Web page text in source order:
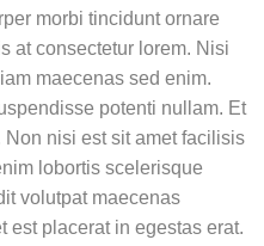
morbi tincidunt ornare
at consectetur lorem. Nisi
maecenas sed enim.
potenti nullam. Et
nisi est sit amet facilisis
lobortis scelerisque
volutpat maecenas
est placerat in egestas erat.